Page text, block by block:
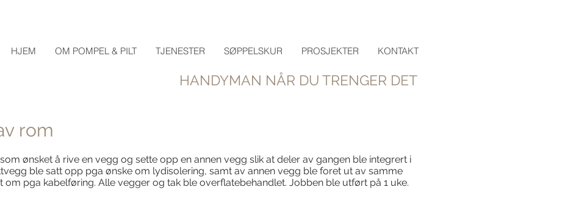
rom
ønsket å rive en vegg og sette opp en annen vegg slik at deler av gangen ble integrert i
ble satt opp pga ønske om lydisolering, samt av annen vegg ble foret ut av samme
om pga kabelføring. Alle vegger og tak ble overflatebehandlet. Jobben ble utført på 1 uke.
HJEM OM POMPEL & PILT TJENESTER SØPPELSKUR PROSJEKTER KONTAKT
HANDYMAN NÅR DU TRENGER DET